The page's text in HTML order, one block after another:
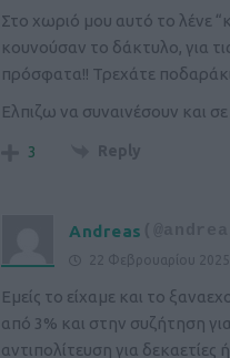
Στο χωριό μου αυτό το λένε
κουνούσαν το δάκτυλο, για
πρόσφατα!! Τρεχάτε
Ελπιζω να συναινέσουν και
3 Reply
Andreas
22 Φεβρουαρίου 2025
Εμείς το είχαμε και το
από 3% και στην συζήτηση
αντιπολίτευση για δεκαετίες